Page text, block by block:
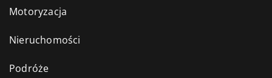
Motoryzacja
Nieruchomości
Podróże